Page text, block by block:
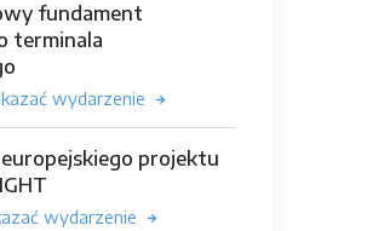
fundament
terminala
wydarzenie
europejskiego projektu
wydarzenie